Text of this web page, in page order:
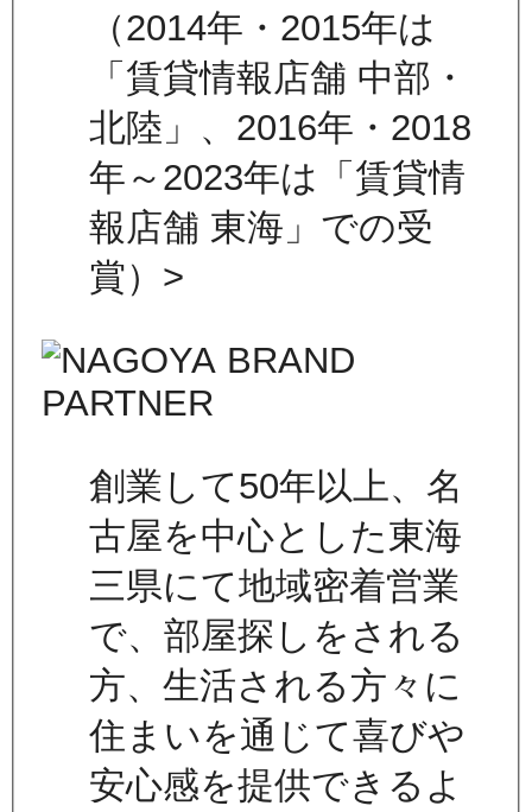
（2014年・2015年は
「賃貸情報店舗 中部・
北陸」、2016年・2018
年～2023年は「賃貸情
報店舗 東海」での受
賞）>
創業して50年以上、名
古屋を中心とした東海
三県にて地域密着営業
で、部屋探しをされる
方、生活される方々に
住まいを通じて喜びや
安心感を提供できるよ